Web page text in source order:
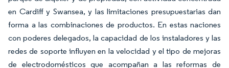
en Cardiff y Swansea, y las limitaciones presupuestarias dan
forma a las combinaciones de productos. En estas naciones
con poderes delegados, la capacidad de los instaladores y las
redes de soporte influyen en la velocidad y el tipo de mejoras
de electrodomésticos que acompañan a las reformas de